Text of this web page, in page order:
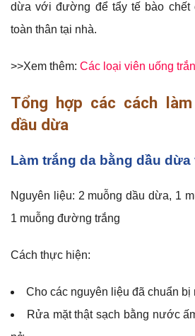
dừa với đường để tẩy tế bào chết
toàn thân tại nhà.
>>Xem thêm: Các loại viên uống
Tổng hợp các cách
dầu dừa
Làm trắng da bằng dầu
Nguyên liệu: 2 muỗng dầu dừa, 1
1 muỗng đường trắng
Cách thực hiện:
Cho các nguyên liệu đã chuẩn bị
Rửa mặt thật sạch bằng nước